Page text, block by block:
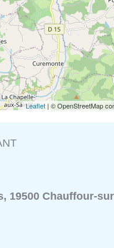
Leaflet | © OpenStreetMap
19500 Chauffour-